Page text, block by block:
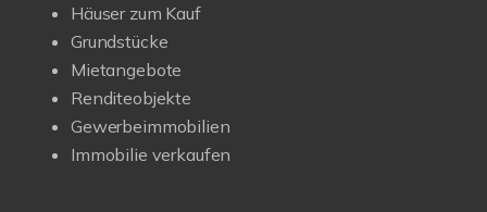
Häuser zum Kauf
Grundstücke
Mietangebote
Renditeobjekte
Gewerbeimmobilien
Immobilie verkaufen